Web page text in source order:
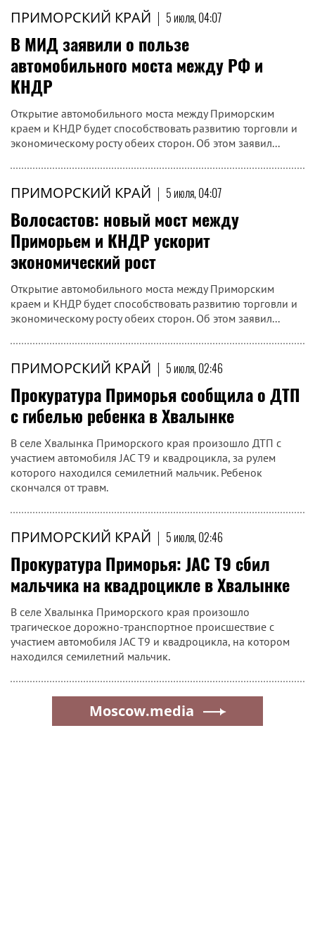
ПРИМОРСКИЙ КРАЙ | 5 июля, 04:07
В МИД заявили о пользе
автомобильного моста между РФ и
КНДР
Открытие автомобильного моста между Приморским
краем и КНДР будет способствовать развитию торговли и
экономическому росту обеих сторон. Об этом заявил...
ПРИМОРСКИЙ КРАЙ | 5 июля, 04:07
Волосастов: новый мост между
Приморьем и КНДР ускорит
экономический рост
Открытие автомобильного моста между Приморским
краем и КНДР будет способствовать развитию торговли и
экономическому росту обеих сторон. Об этом заявил...
ПРИМОРСКИЙ КРАЙ | 5 июля, 02:46
Прокуратура Приморья сообщила о ДТП
с гибелью ребенка в Хвалынке
В селе Хвалынка Приморского края произошло ДТП с
участием автомобиля JAC T9 и квадроцикла, за рулем
которого находился семилетний мальчик. Ребенок
скончался от травм.
ПРИМОРСКИЙ КРАЙ | 5 июля, 02:46
Прокуратура Приморья: JAC T9 сбил
мальчика на квадроцикле в Хвалынке
В селе Хвалынка Приморского края произошло
трагическое дорожно-транспортное происшествие с
участием автомобиля JAC T9 и квадроцикла, на котором
находился семилетний мальчик.
Moscow.media